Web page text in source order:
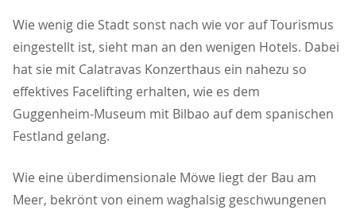
Wie wenig die Stadt sonst nach wie vor auf Tourismus
eingestellt ist, sieht man an den wenigen Hotels. Dabei
hat sie mit Calatravas Konzerthaus ein nahezu so
effektives Facelifting erhalten, wie es dem
Guggenheim-Museum mit Bilbao auf dem spanischen
Festland gelang.
Wie eine überdimensionale Möwe liegt der Bau am
Meer, bekrönt von einem waghalsig geschwungenen